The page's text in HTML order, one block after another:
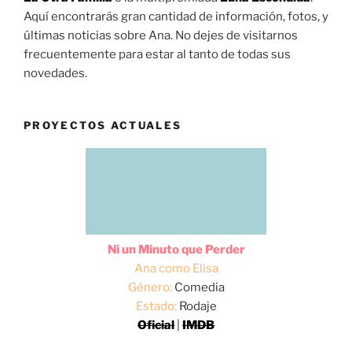
Aquí encontrarás gran cantidad de información, fotos, y
últimas noticias sobre Ana. No dejes de visitarnos
frecuentemente para estar al tanto de todas sus
novedades.
PROYECTOS ACTUALES
Ni un Minuto que Perder
Ana como Elisa
Género:Comedia
Estado:Rodaje
Oficial IMDB